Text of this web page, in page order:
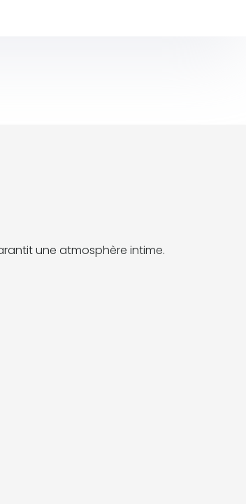
une atmosphère intime.